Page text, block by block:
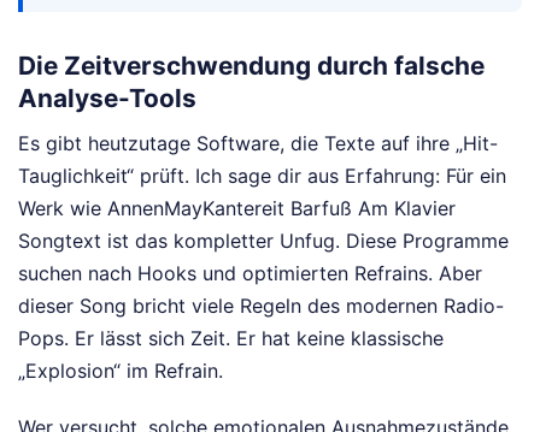
Die Zeitverschwendung durch falsche
Analyse-Tools
Es gibt heutzutage Software, die Texte auf ihre „Hit-
Tauglichkeit“ prüft. Ich sage dir aus Erfahrung: Für ein
Werk wie AnnenMayKantereit Barfuß Am Klavier
Songtext ist das kompletter Unfug. Diese Programme
suchen nach Hooks und optimierten Refrains. Aber
dieser Song bricht viele Regeln des modernen Radio-
Pops. Er lässt sich Zeit. Er hat keine klassische
„Explosion“ im Refrain.
Wer versucht, solche emotionalen Ausnahmezustände